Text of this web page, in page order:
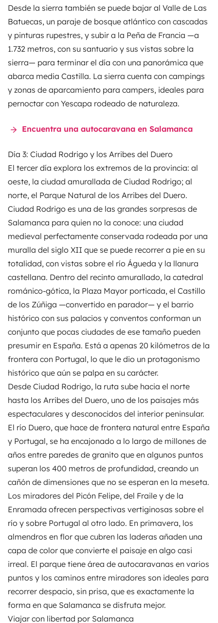
Desde la sierra también se puede bajar al Valle de Las
Batuecas, un paraje de bosque atlántico con cascadas
y pinturas rupestres, y subir a la Peña de Francia —a
1.732 metros, con su santuario y sus vistas sobre la
sierra— para terminar el día con una panorámica que
abarca media Castilla. La sierra cuenta con campings
y zonas de aparcamiento para campers, ideales para
pernoctar con Yescapa rodeado de naturaleza.
Encuentra una autocaravana en Salamanca
Día 3: Ciudad Rodrigo y los Arribes del Duero
El tercer día explora los extremos de la provincia: al
oeste, la ciudad amurallada de Ciudad Rodrigo; al
norte, el Parque Natural de los Arribes del Duero.
Ciudad Rodrigo es una de las grandes sorpresas de
Salamanca para quien no la conoce: una ciudad
medieval perfectamente conservada rodeada por una
muralla del siglo XII que se puede recorrer a pie en su
totalidad, con vistas sobre el río Águeda y la llanura
castellana. Dentro del recinto amurallado, la catedral
románico-gótica, la Plaza Mayor porticada, el Castillo
de los Zúñiga —convertido en parador— y el barrio
histórico con sus palacios y conventos conforman un
conjunto que pocas ciudades de ese tamaño pueden
presumir en España. Está a apenas 20 kilómetros de la
frontera con Portugal, lo que le dio un protagonismo
histórico que aún se palpa en su carácter.
Desde Ciudad Rodrigo, la ruta sube hacia el norte
hasta los Arribes del Duero, uno de los paisajes más
espectaculares y desconocidos del interior peninsular.
El río Duero, que hace de frontera natural entre España
y Portugal, se ha encajonado a lo largo de millones de
años entre paredes de granito que en algunos puntos
superan los 400 metros de profundidad, creando un
cañón de dimensiones que no se esperan en la meseta.
Los miradores del Picón Felipe, del Fraile y de la
Enramada ofrecen perspectivas vertiginosas sobre el
río y sobre Portugal al otro lado. En primavera, los
almendros en flor que cubren las laderas añaden una
capa de color que convierte el paisaje en algo casi
irreal. El parque tiene área de autocaravanas en varios
puntos y los caminos entre miradores son ideales para
recorrer despacio, sin prisa, que es exactamente la
forma en que Salamanca se disfruta mejor.
Viajar con libertad por Salamanca